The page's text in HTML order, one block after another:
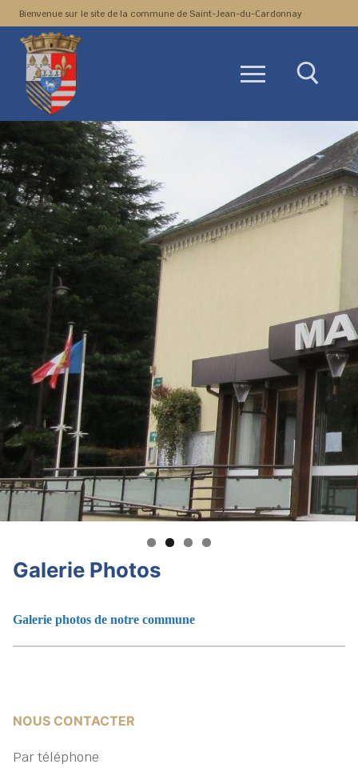
Aller
au
contenu
Bienvenue sur le site de la commune de Saint-Jean-du-Cardonnay
Galerie Photos
Galerie photos de notre commune
NOUS CONTACTER
Par téléphone